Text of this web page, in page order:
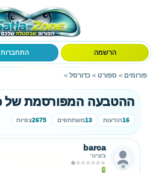
הרשמה התחברות
פורומים > ספורט > כדורסל >
ההטבעה המפורסמת של spud webb
16הודעות 13משתתפים 2675צפיות
barca
ג'וניור